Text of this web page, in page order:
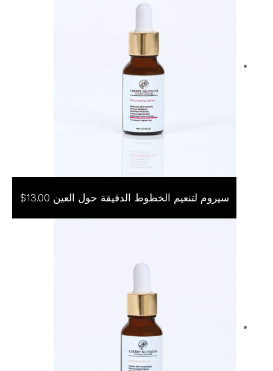
إضافة إلى السلة
سيروم لتنعيم الخطوط الدقيقة حول العين $13.00